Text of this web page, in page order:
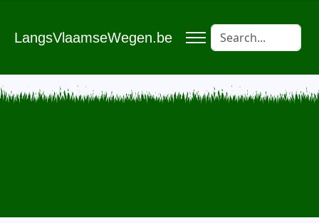
LangsVlaamseWegen.be